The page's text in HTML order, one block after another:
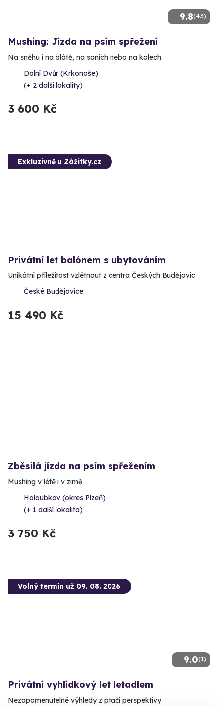
9.8(43)
Mushing: Jízda na psím spřežení
Na sněhu i na blátě, na saních nebo na kolech.
Dolní Dvůr (Krkonoše)
(+ 2 další lokality)
3 600 Kč
Exkluzivně u Zážitky.cz
Privátní let balónem s ubytováním
Unikátní příležitost vzlétnout z centra Českých Budějovic
České Budějovice
15 490 Kč
Zběsilá jízda na psím spřežením
Mushing v létě i v zimě
Holoubkov (okres Plzeň)
(+ 1 další lokalita)
3 750 Kč
9.0(1)
Volný termín už 09. 08. 2026
Privátní vyhlídkový let letadlem
Nezapomenutelné výhledy z ptačí perspektivy